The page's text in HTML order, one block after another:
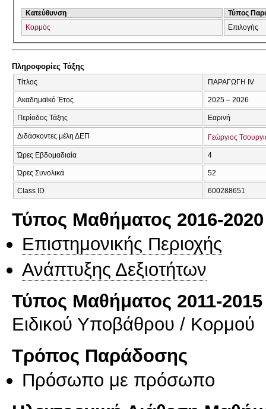
Κατεύθυνση
Τύπος
Κορμός
Επιλογής
Πληροφορίες Τάξης
Τίτλος ΠΑΡΑΓΩΓΗ IV
Ακαδημαϊκό Έτος 2025 – 2026
Περίοδος Τάξης Εαρινή
Διδάσκοντες μέλη ΔΕΠ Γεώργιος
Ώρες Εβδομαδιαία 4
Ώρες Συνολικά 52
Class ID 600288651
Τύπος Μαθήματος 2016-2020
Επιστημονικής Περιοχής
Ανάπτυξης Δεξιοτήτων
Τύπος Μαθήματος 2011-2015
Ειδικού Υποβάθρου / Κορμού
Τρόπος Παράδοσης
Πρόσωπο με πρόσωπο